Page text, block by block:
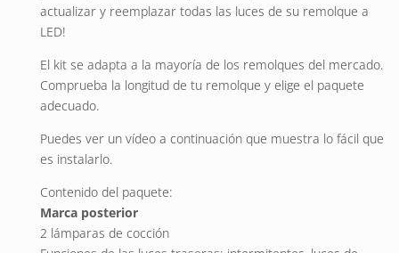
actualizar y reemplazar todas las luces de su remolque a
LED!
El kit se adapta a la mayoría de los remolques del mercado.
Comprueba la longitud de tu remolque y elige el paquete
adecuado.
Puedes ver un vídeo a continuación que muestra lo fácil que
es instalarlo.
Contenido del paquete:
Marca posterior
2 lámparas de cocción